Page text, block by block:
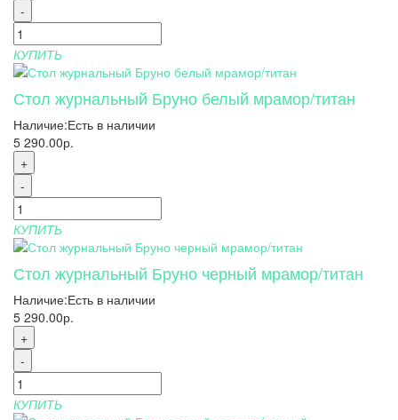
-
КУПИТЬ
Стол журнальный Бруно белый мрамор/титан
Наличие:Есть в наличии
5 290.00р.
+
-
КУПИТЬ
Стол журнальный Бруно черный мрамор/титан
Наличие:Есть в наличии
5 290.00р.
+
-
КУПИТЬ